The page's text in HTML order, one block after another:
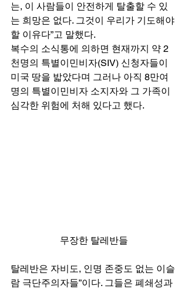
는, 이 사람들이 안전하게 탈출할 수 있
는 희망은 없다. 그것이 우리가 기도해야
할 이유다”고 말했다.
복수의 소식통에 의하면 현재까지 약 2
천명의 특별이민비자(SIV) 신청자들이
미국 땅을 밟았다며 그러나 아직 8만여
명의 특별이민비자 소지자와 그 가족이
심각한 위험에 처해 있다고 했다.
무장한 탈레반들
탈레반은 자비도, 인명 존중도 없는 이슬
람 극단주의자들”이다. 그들은 폐쇄성과